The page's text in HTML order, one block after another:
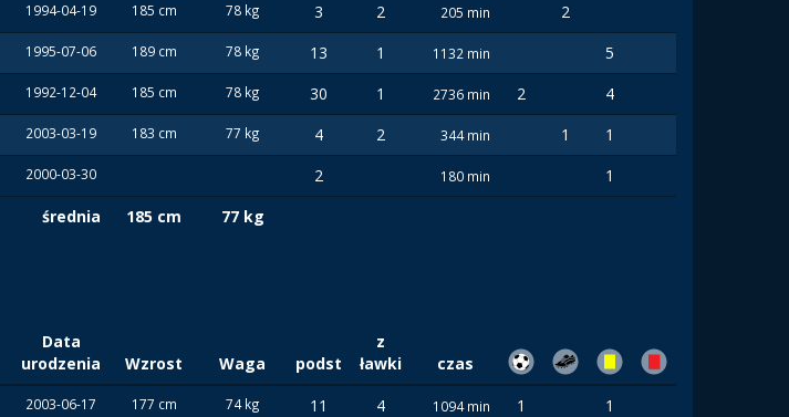
1994-04-19 185 cm 78 kg 3 2 205 min
2
1995-07-06 189 cm 78 kg 13 1 1132 min
5
1992-12-04 185 cm 78 kg 30 1 2736 min 2
4
2003-03-19 183 cm 77 kg 4 2 344 min 1
1
2000-03-30 2 180 min
1
średnia
185 cm 77 kg
Data
urodzenia
Wzrost Waga podst
z
ławki
czas
2003-06-17 177 cm 74 kg 11 4 1094 min 1
1